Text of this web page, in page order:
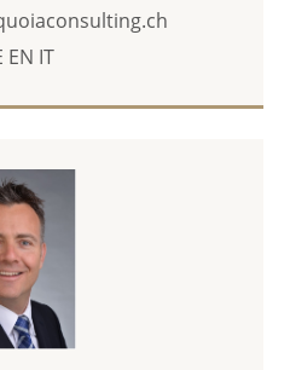
EN IT